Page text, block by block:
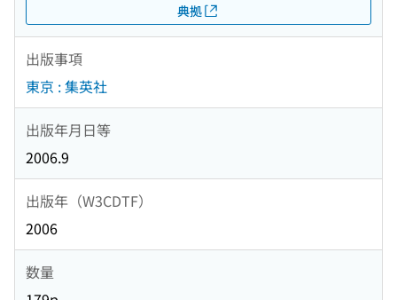
典拠
出版事項
東京 : 集英社
出版年月日等
2006.9
出版年（W3CDTF）
2006
数量